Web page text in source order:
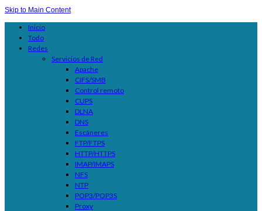
Skip to Main Content
Inicio
Todo
Redes
Servicios de Red
Apache
CIFS/SMB
Control remoto
CUPS
DLNA
DNS
Escáneres
FTP/FTPS
HTTP/HTTPS
IMAP/IMAPS
NFS
NTP
POP3/POP3S
Proxy